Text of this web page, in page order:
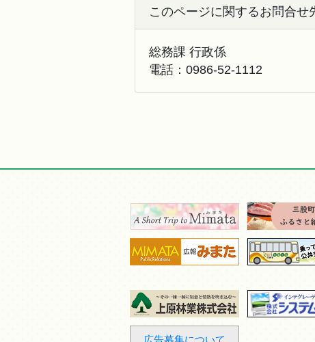
このページに関するお問合せ
総務課 行政係
電話： 0986-52-1112